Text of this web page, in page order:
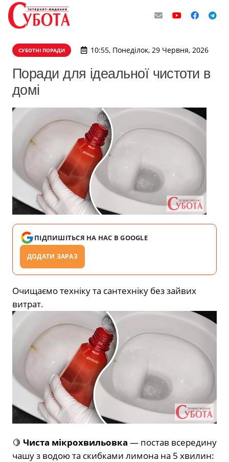
СУБОТНІ ПОРАДИ 10:55, Понеділок, 29 Червня, 2026
Поради для ідеальної чистоти в
домі
ПІДПИШІТЬСЯ НА НАС В GOOGLE
ДОДАТИ ЗАРАЗ
Очищаємо техніку та сантехніку без зайвих
витрат.
🍋 Чиста мікрохвильовка — постав всередину
чашу з водою та скибками лимона на 5 хвилин: